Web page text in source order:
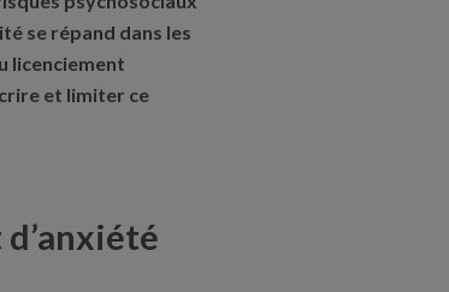
se répand dans les
licenciement
et limiter ce